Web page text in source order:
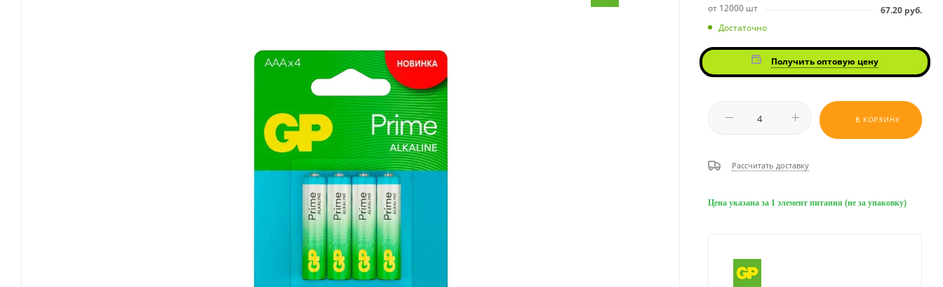
от 12000 шт
67.20 руб.
Достаточно
Получить оптовую цену
В КОРЗИНУ
Рассчитать доставку
Цена указана за 1 элемент питания (не за упаковку)